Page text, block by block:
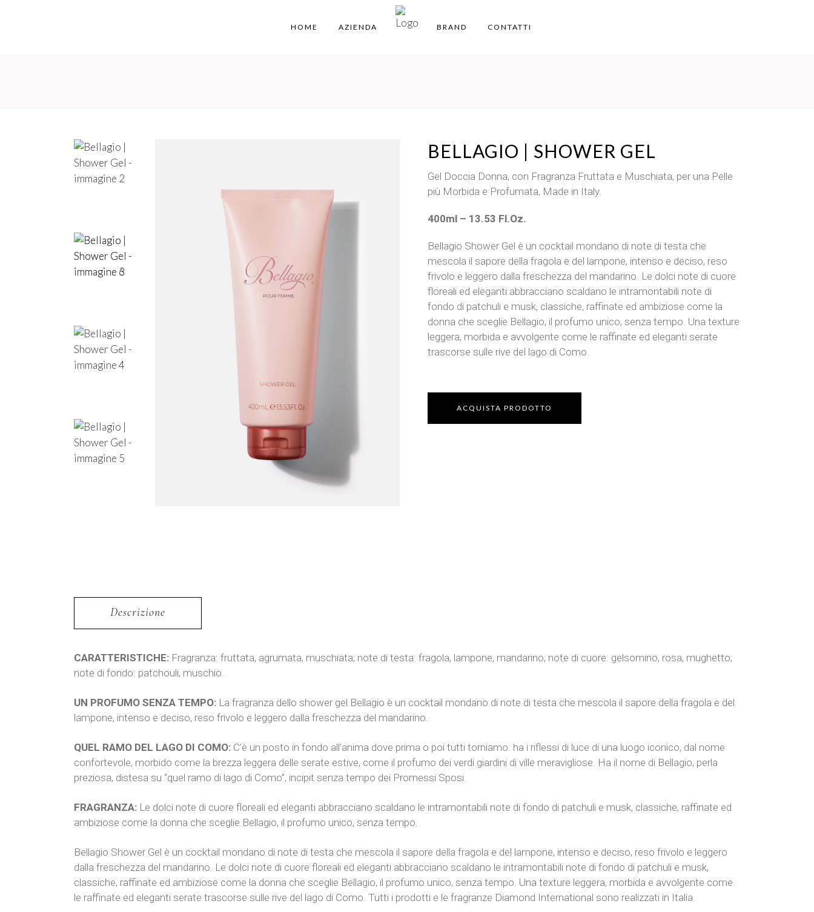
HOME AZIENDA BRAND CONTATTI
BELLAGIO | SHOWER GEL
Gel Doccia Donna, con Fragranza Fruttata e Muschiata, per una Pelle
più Morbida e Profumata, Made in Italy.
400ml – 13.53 Fl.Oz.
Bellagio Shower Gel è un cocktail mondano di note di testa che
mescola il sapore della fragola e del lampone, intenso e deciso, reso
frivolo e leggero dalla freschezza del mandarino. Le dolci note di cuore
floreali ed eleganti abbracciano scaldano le intramontabili note di
fondo di patchuli e musk, classiche, raffinate ed ambiziose come la
donna che sceglie Bellagio, il profumo unico, senza tempo. Una texture
leggera, morbida e avvolgente come le raffinate ed eleganti serate
trascorse sulle rive del lago di Como.
ACQUISTA PRODOTTO
Descrizione
CARATTERISTICHE: Fragranza: fruttata, agrumata, muschiata; note di testa: fragola, lampone, mandarino; note di cuore: gelsomino, rosa, mughetto;
note di fondo: patchouli, muschio.
UN PROFUMO SENZA TEMPO: La fragranza dello shower gel Bellagio è un cocktail mondano di note di testa che mescola il sapore della fragola e del
lampone, intenso e deciso, reso frivolo e leggero dalla freschezza del mandarino.
QUEL RAMO DEL LAGO DI COMO: C’è un posto in fondo all’anima dove prima o poi tutti torniamo: ha i riflessi di luce di una luogo iconico, dal nome
confortevole, morbido come la brezza leggera delle serate estive, come il profumo dei verdi giardini di ville meravigliose. Ha il nome di Bellagio, perla
preziosa, distesa su “quel ramo di lago di Como”, incipit senza tempo dei Promessi Sposi.
FRAGRANZA: Le dolci note di cuore floreali ed eleganti abbracciano scaldano le intramontabili note di fondo di patchuli e musk, classiche, raffinate ed
ambiziose come la donna che sceglie Bellagio, il profumo unico, senza tempo.
Bellagio Shower Gel è un cocktail mondano di note di testa che mescola il sapore della fragola e del lampone, intenso e deciso, reso frivolo e leggero
dalla freschezza del mandarino. Le dolci note di cuore floreali ed eleganti abbracciano scaldano le intramontabili note di fondo di patchuli e musk,
classiche, raffinate ed ambiziose come la donna che sceglie Bellagio, il profumo unico, senza tempo. Una texture leggera, morbida e avvolgente come
le raffinate ed eleganti serate trascorse sulle rive del lago di Como. Tutti i prodotti e le fragranze Diamond International sono realizzati in Italia.